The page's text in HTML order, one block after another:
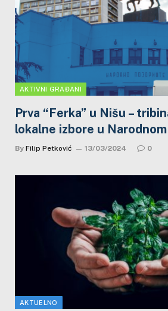
AKTIVNI GRAĐANI
Prva “Ferka” u Nišu –
lokalne izbore u
By Filip Petković 13/03/2024 0
AKTUELNO